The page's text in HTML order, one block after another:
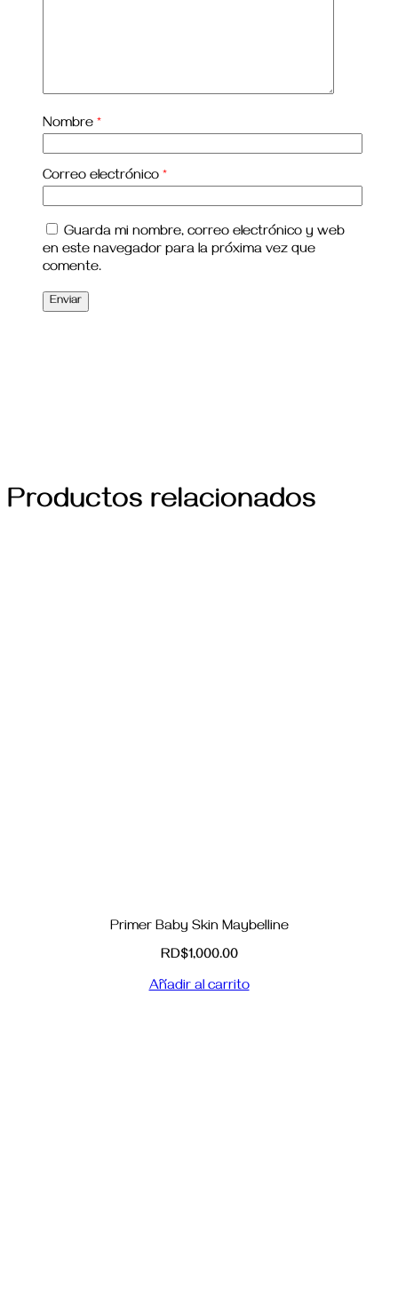
Nombre *
Correo electrónico *
Guarda mi nombre, correo electrónico y web
en este navegador para la próxima vez que
comente.
Productos relacionados
Primer Baby Skin Maybelline
RD$1,000.00
Añadir al carrito